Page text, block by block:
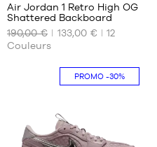
NOS
TAILLES
DISPONIBLES
Air Jordan 1 Retro High OG
Shattered Backboard
190,00 €
133,00 €
12
Couleurs
PROMO-30%